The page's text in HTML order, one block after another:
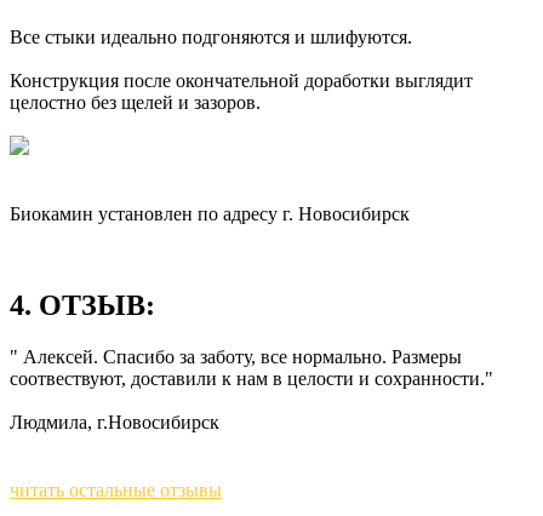
Все стыки идеально подгоняются и шлифуются.
Конструкция после окончательной доработки выглядит
целостно без щелей и зазоров.
Биокамин установлен по адресу г. Новосибирск
4. ОТЗЫВ:
" Алексей. Спасибо за заботу, все нормально. Размеры
соотвествуют, доставили к нам в целости и сохранности."
Людмила, г.Новосибирск
читать остальные отзывы